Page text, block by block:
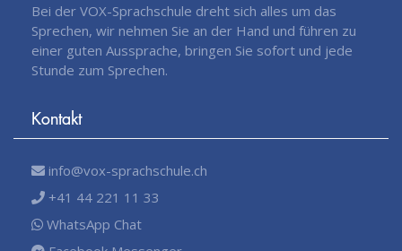
Bei der VOX-Sprachschule dreht sich alles um das
Sprechen, wir nehmen Sie an der Hand und führen zu
einer guten Aussprache, bringen Sie sofort und jede
Stunde zum Sprechen.
Kontakt
info@vox-sprachschule.ch
+41 44 221 11 33
WhatsApp Chat